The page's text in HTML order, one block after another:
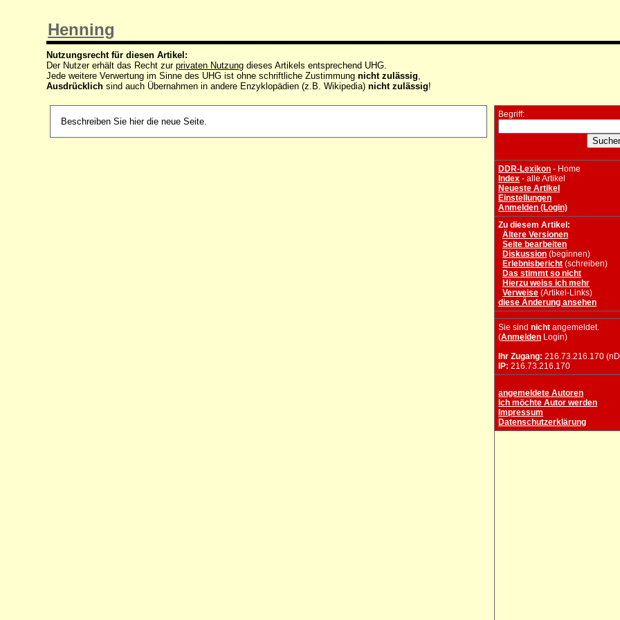
Henning
Nutzungsrecht für diesen Artikel:
Der Nutzer erhält das Recht zurprivaten Nutzung dieses Artikels entsprechend UHG.
Jede weitere Verwertung im Sinne des UHG ist ohne schriftliche Zustimmungnicht zulässig
Ausdrücklich sind auch Übernahmen in andere Enzyklopädien (z.B. Wikipedia)nicht zulässig!
Beschreiben Sie hier die neue Seite.
Begriff:
DDR-Lexikon - Home
Index - alle Artikel
Neueste Artikel
Einstellungen
Anmelden (Login)
Zu diesem Artikel:
Ältere Versionen
Seite bearbeiten
Diskussion (beginnen)
Erlebnisbericht (schreiben)
Das stimmt so nicht
Hierzu weiss ich mehr
Verweise (Artikel-Links)
diese Änderung ansehen
Sie sindnicht angemeldet.
(Anmelden Login)
Ihr Zugang: 216.73.216.170
IP: 216.73.216.170
angemeldete Autoren
Ich möchte Autor werden
Impressum
Datenschutzerklärung